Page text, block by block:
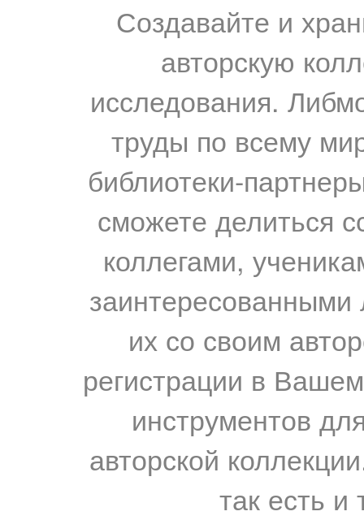
Создавайте и
авторскую
исследования.
труды по всему
библиотеки-
сможете делиться
коллегами,
их со своим
регистрации в
инструментов
авторской
так есть и